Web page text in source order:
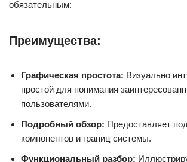
обязательным:
Преимущества:
Графическая простота: Визуально
простой для понимания
пользователями.
Подробный обзор: Предоставляет
компонентов и границ системы.
Функциональный разбор: